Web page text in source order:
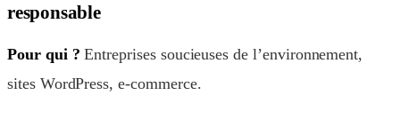
responsable
Pour qui ? Entreprises soucieuses de l’environnement,
sites WordPress, e-commerce.